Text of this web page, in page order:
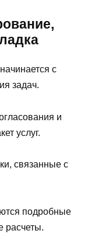
с
задач.
и
услуг.
связанные с
подробные
расчеты.